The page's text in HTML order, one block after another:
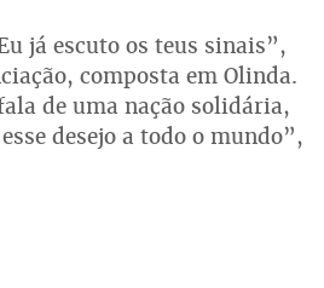
já escuto os teus sinais”,
composta em Olinda.
de uma nação solidária,
desejo a todo o mundo”,